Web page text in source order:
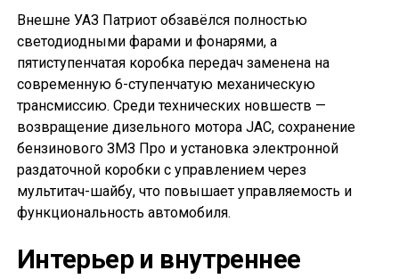
Внешне УАЗ Патриот обзавёлся полностью
светодиодными фарами и фонарями, а
пятиступенчатая коробка передач заменена на
современную 6-ступенчатую механическую
трансмиссию. Среди технических новшеств —
возвращение дизельного мотора JAC, сохранение
бензинового ЗМЗ Про и установка электронной
раздаточной коробки с управлением через
мультитач-шайбу, что повышает управляемость и
функциональность автомобиля.
Интерьер и внутреннее